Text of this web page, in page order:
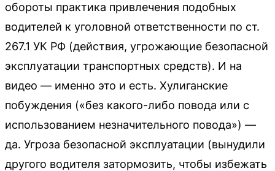
обороты практика привлечения подобных
водителей к уголовной ответственности по ст.
267.1 УК РФ (действия, угрожающие безопасной
эксплуатации транспортных средств). И на
видео — именно это и есть. Хулиганские
побуждения («без какого-либо повода или с
использованием незначительного повода») —
да. Угроза безопасной эксплуатации (вынудили
другого водителя затормозить, чтобы избежать